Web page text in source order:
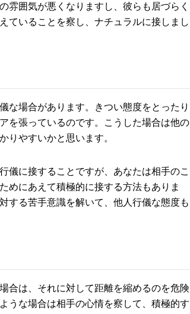
雰囲気が悪くなりますし、彼らも居づらく
ていることを察し、ナチュラルに接しまし
な場合があります。きつい態度をとったり
を張っているのです。こうした場合は他の
りやすいかと思います。
儀に接することですが、あなたは相手のこ
めにあえて積極的に接する方法もありま
する苦手意識を解いて、他人行儀な態度も
合は、それに対して距離を縮めるのを危険
うな場合は相手の心情を察して、積極的す